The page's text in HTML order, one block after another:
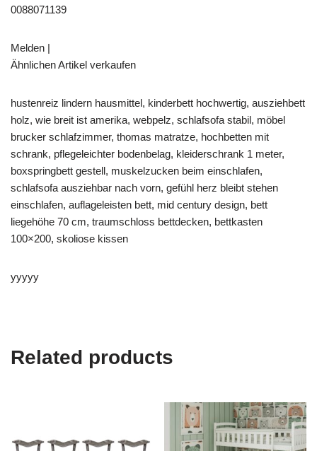
0088071139
Melden |
Ähnlichen Artikel verkaufen
hustenreiz lindern hausmittel, kinderbett hochwertig, ausziehbett
holz, wie breit ist amerika, webpelz, schlafsofa stabil, möbel
brucker schlafzimmer, thomas matratze, hochbetten mit
schrank, pflegeleichter bodenbelag, kleiderschrank 1 meter,
boxspringbett gestell, muskelzucken beim einschlafen,
schlafsofa ausziehbar nach vorn, gefühl herz bleibt stehen
einschlafen, auflageleisten bett, mid century design, bett
liegehöhe 70 cm, traumschloss bettdecken, bettkasten
100×200, skoliose kissen
yyyyy
Related products